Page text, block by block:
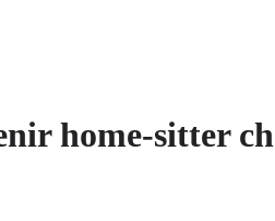
home-sitter